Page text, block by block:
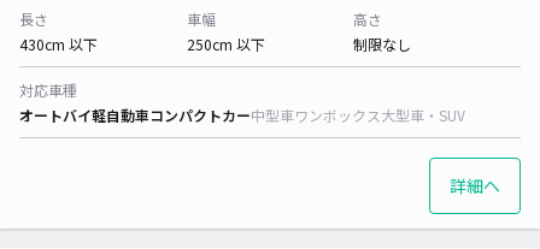
長さ
430cm 以下
車幅
250cm 以下
高さ
制限なし
対応車種
オートバイ軽自動車コンパクトカー中型車ワンボックス大型車・SUV
詳細へ